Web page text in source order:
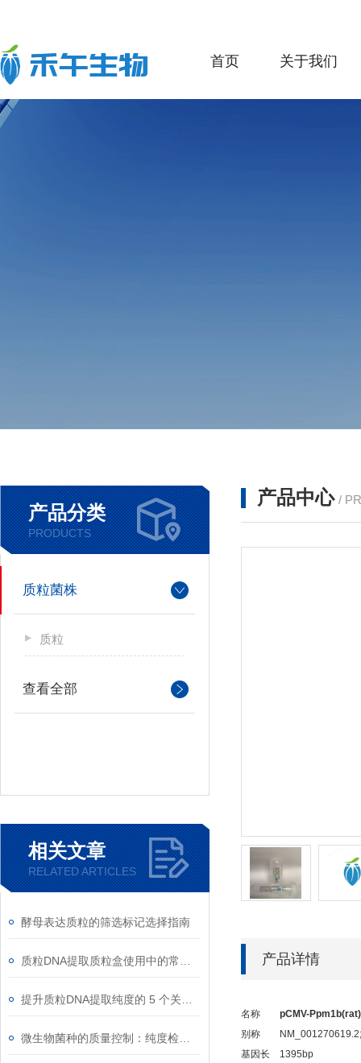
首页 关于我们
产品分类
PRODUCTS
质粒菌株
质粒
查看全部
相关文章
RELATED ARTICLES
酵母表达质粒的筛选标记选择指南
产品中心 /
产品详情
名称
pCMV-
别称
基因长
1395bp